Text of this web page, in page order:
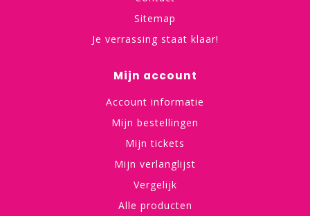
Sitemap
Je verrassing staat klaar!
Mijn account
Account informatie
Mijn bestellingen
Mijn tickets
Mijn verlanglijst
Vergelijk
Alle producten